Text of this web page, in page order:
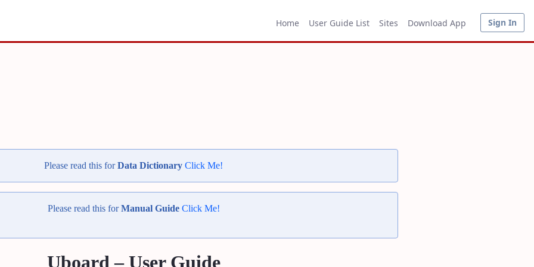
Home User Guide List Sites Download App Sign In
Please read this forData Dictionary Click Me!
Please read this forManual Guide Click Me!
Uboard – User Guide